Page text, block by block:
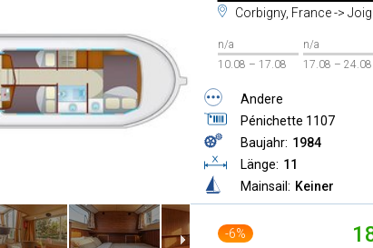
Corbigny, France ->
n/a
10.08 – 17.08
n/a
17.08 – 24.08
Andere
Pénichette 1107
Baujahr: 1984
Länge: 11
Mainsail: Keiner
-6%